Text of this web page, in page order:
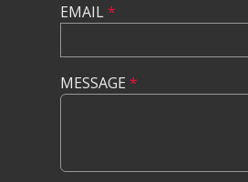
EMAIL*
MESSAGE *